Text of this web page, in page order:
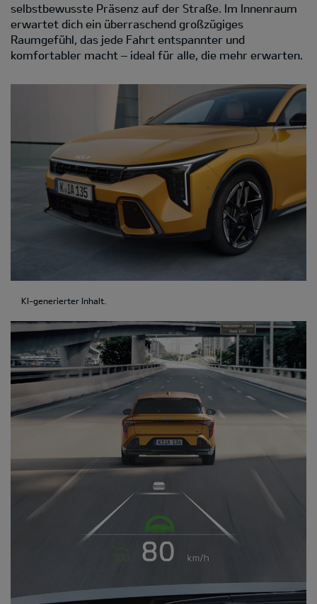
selbstbewusste Präsenz auf der Straße. Im Innenraum
erwartet dich ein überraschend großzügiges
Raumgefühl, das jede Fahrt entspannter und
komfortabler macht – ideal für alle, die mehr erwarten.
KI-generierter Inhalt.